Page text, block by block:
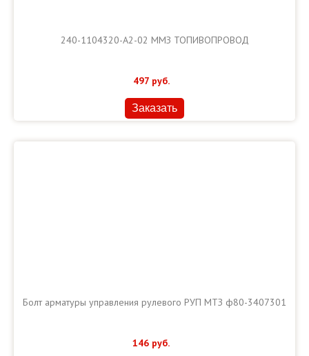
240-1104320-А2-02 ММЗ ТОПИВОПРОВОД
497 руб.
Заказать
Болт арматуры управления рулевого РУП МТЗ ф80-3407301
146 руб.